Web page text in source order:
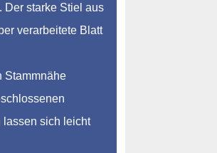
Der starke Stiel aus
verarbeitete Blatt
Stammnähe
lassen sich leicht